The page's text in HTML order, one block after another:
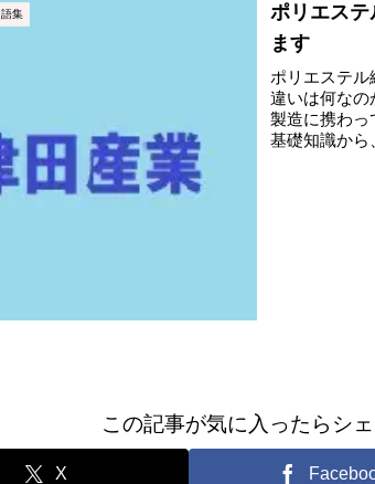
集
ポリエス
ます
ポリエステ
違いは何なの
製造に携わっ
基礎知識から
この記事が気に入ったらシ
X